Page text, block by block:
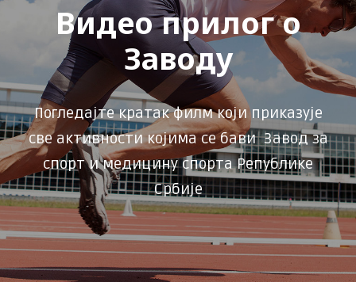
Видео прилог о
Заводу
Погледајте кратак филм који приказује
све активности којима се бави Завод за
спорт и медицину спорта Републике
Србије